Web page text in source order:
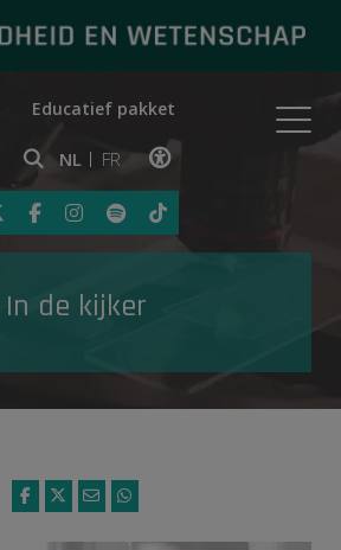
media
Educatief pakket
NL FR
Klik op deze link om
In de kijker